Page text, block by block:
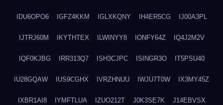
IDU6OPO6 IGFZ4KKM IGLXKQNY IH4ER5CG IJ00A3PL
IJTRJ60M IKYTHTEX ILWINYY8 IONFY64Z IQ4J2M2V
IQF0KJBG IRR313Q7 ISH3CJPC ISINGR3O IT5PSU40
IU28GQAW IUS9CGHX IVRZHNUU IWJU7T0W IX3MY45Z
IXBR1AI8 IYMFTLUA IZUO212T J0K3SE7K J14EBVSX